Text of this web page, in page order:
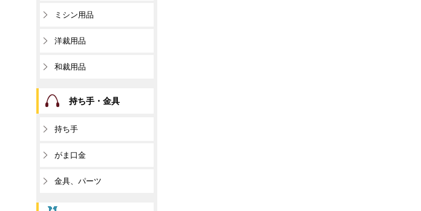
ミシン用品
洋裁用品
和裁用品
持ち手・金具
持ち手
がま口金
金具、パーツ